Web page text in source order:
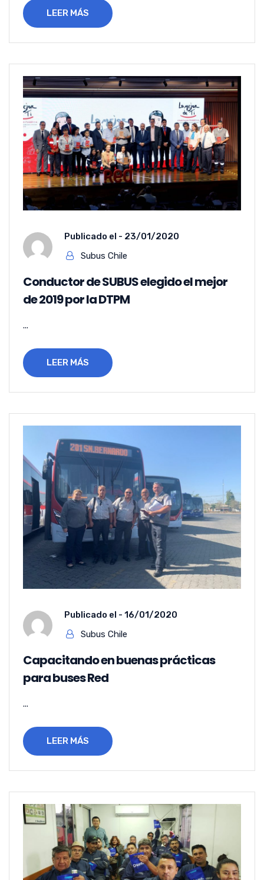
LEER MÁS
Publicado el - 23/01/2020
Subus Chile
Conductor de SUBUS elegido el mejor
de 2019 por la DTPM
...
LEER MÁS
Publicado el - 16/01/2020
Subus Chile
Capacitando en buenas prácticas
para buses Red
...
LEER MÁS